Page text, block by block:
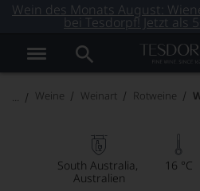
Wein des Monats August:
bei Tesdorpf! Jetzt als
Weine Weinart Rotweine
South Australia
Australien
16 °C